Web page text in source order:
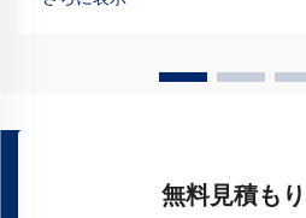
無料見積も